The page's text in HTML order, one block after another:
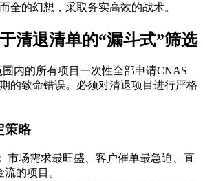
全的幻想，采取务实高效的战术。
清退清单的“漏斗式”筛选
内的所有项目一次性全部申请CNAS
的致命错误。必须对清退项目进行严格
策略
市场需求最旺盛、客户催单最急迫、直
的项目。